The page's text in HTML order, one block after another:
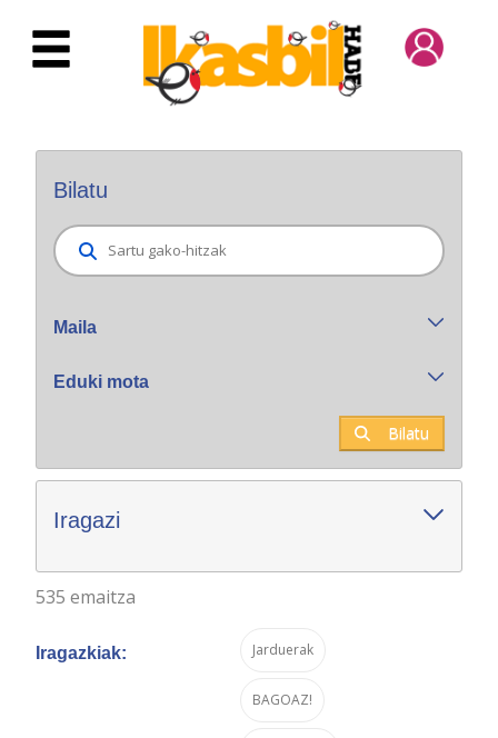
Eduki nagusira joan
Bilatu
Maila
Eduki mota
Bilatu
Iragazi
535 emaitza
Iragazkiak: Jarduerak
BAGOAZ!